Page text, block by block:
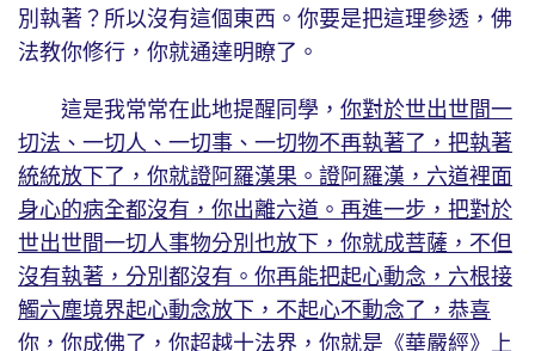
別執著？所以沒有這個東西。你要是把這理參透，佛
法教你修行，你就通達明瞭了。
這是我常常在此地提醒同學， 你對於世出世間一
切法、一切人、一切事、一切物不再執著了，把執著
統統放下了，你就證阿羅漢果。證阿羅漢，六道裡面
身心的病全都沒有，你出離六道。再進一步，把對於
世出世間一切人事物分別也放下，你就成菩薩，不但
沒有執著，分別都沒有。你再能把起心動念，六根接
觸六塵境界起心動念放下，不起心不動念了，恭喜
你，你成佛了，你超越十法界，你就是《華嚴經》上